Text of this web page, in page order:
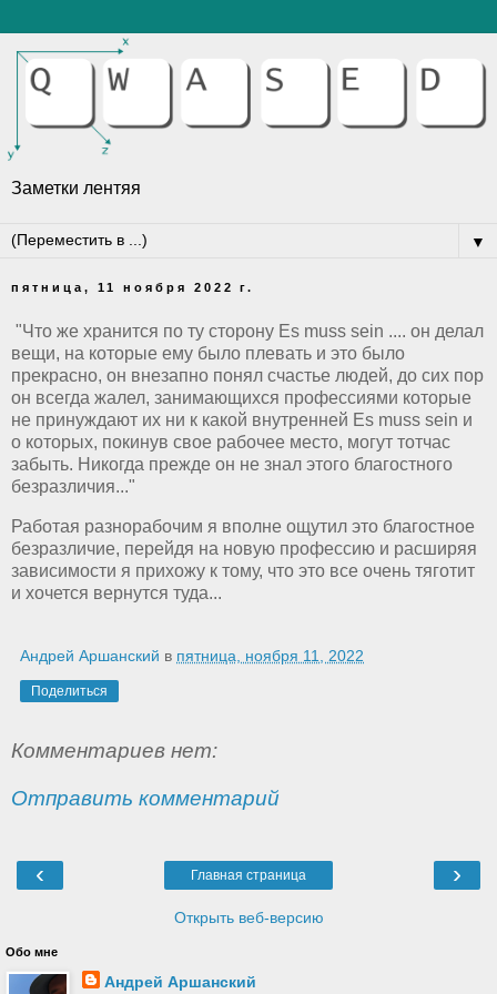
Заметки лентяя
▼
пятница, 11 ноября 2022 г.
"Что же хранится по ту сторону Es muss sein .... он делал
вещи, на которые ему было плевать и это было
прекрасно, он внезапно понял счастье людей, до сих пор
он всегда жалел, занимающихся профессиями которые
не принуждают их ни к какой внутренней Es muss sein и
о которых, покинув свое рабочее место, могут тотчас
забыть. Никогда прежде он не знал этого благостного
безразличия..."
Работая разнорабочим я вполне ощутил это благостное
безразличие, перейдя на новую профессию и расширяя
зависимости я прихожу к тому, что это все очень тяготит
и хочется вернутся туда...
Андрей Аршанский в пятница, ноября 11, 2022
Поделиться
Комментариев нет:
Отправить комментарий
‹ ›
Главная страница
Открыть веб-версию
Обо мне
Андрей Аршанский